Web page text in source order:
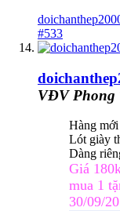
#533
VĐV Phong
Hàng mới
Lót giày
Dàng
Giá
mua 1
30/09/